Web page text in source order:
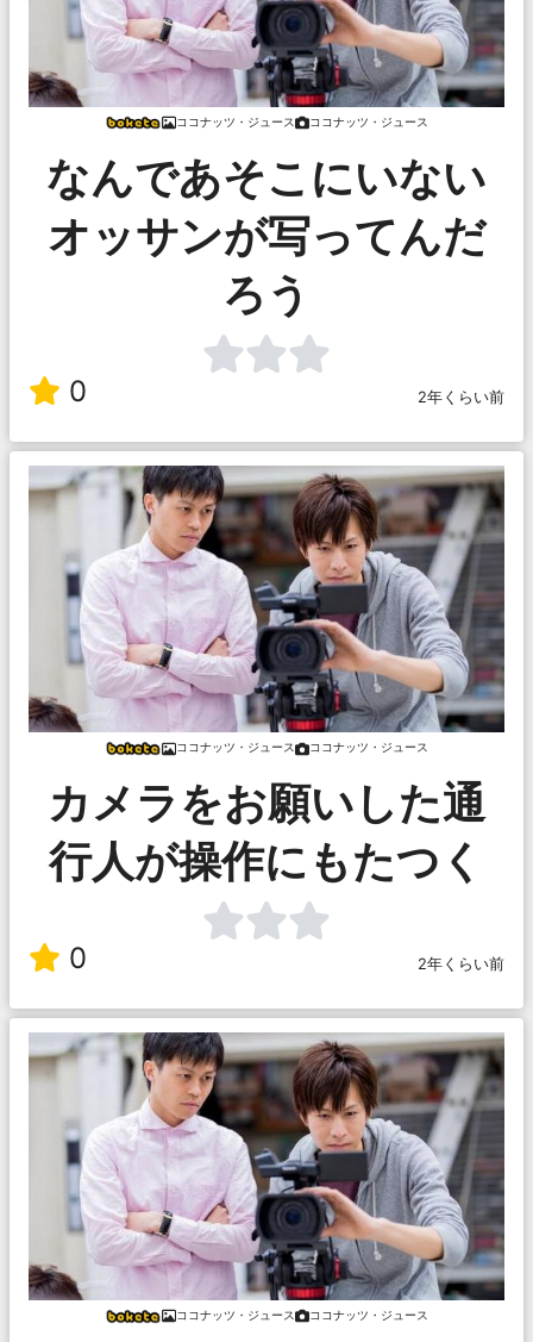
ココナッツ・ジュース ココナッツ・ジュース
なんであそこにいない
オッサンが写ってんだ
ろう
0 2年くらい前
ココナッツ・ジュース ココナッツ・ジュース
カメラをお願いした通
行人が操作にもたつく
0 2年くらい前
ココナッツ・ジュース ココナッツ・ジュース